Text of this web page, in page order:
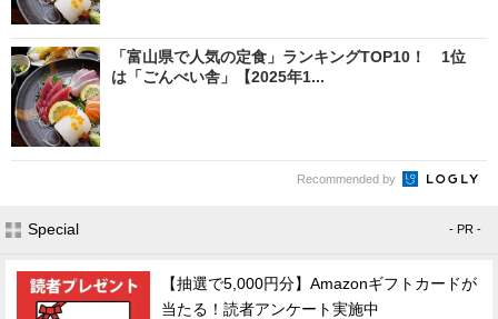
「富山県で人気の定食」ランキングTOP10！ 1位
は「ごんべい舎」【2025年1...
Recommended by
Special - PR -
【抽選で5,000円分】Amazonギフトカードが
当たる！読者アンケート実施中